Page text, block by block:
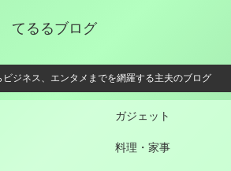
てるるブログ
ジネス、エンタメまでを網羅する主夫のブログ
ガジェット
料理・家事